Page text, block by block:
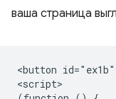
ваша страница
<button
<script>